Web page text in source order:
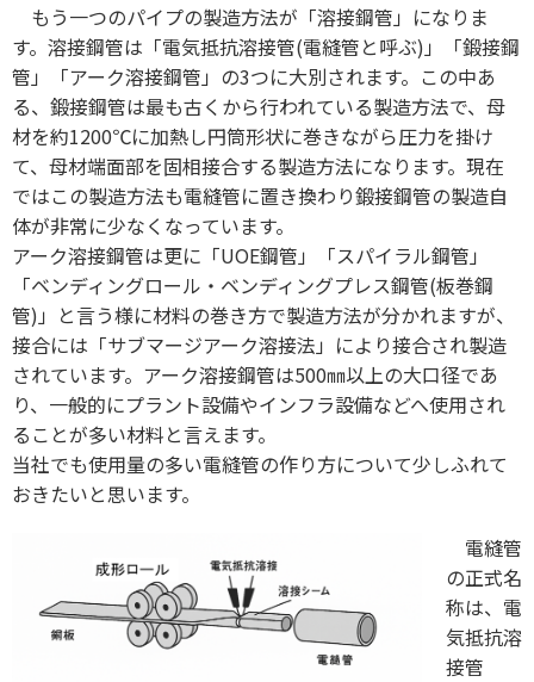
もう一つのパイプの製造方法が「溶接鋼管」になりま
す。溶接鋼管は「電気抵抗溶接管(電縫管と呼ぶ)」「鍛接鋼
管」「アーク溶接鋼管」の3つに大別されます。この中あ
る、鍛接鋼管は最も古くから行われている製造方法で、母
材を約1200℃に加熱し円筒形状に巻きながら圧力を掛け
て、母材端面部を固相接合する製造方法になります。現在
ではこの製造方法も電縫管に置き換わり鍛接鋼管の製造自
体が非常に少なくなっています。
アーク溶接鋼管は更に「UOE鋼管」「スパイラル鋼管」
「ベンディングロール・ベンディングプレス鋼管(板巻鋼
管)」と言う様に材料の巻き方で製造方法が分かれますが、
接合には「サブマージアーク溶接法」により接合され製造
されています。アーク溶接鋼管は500㎜以上の大口径であ
り、一般的にプラント設備やインフラ設備などへ使用され
ることが多い材料と言えます。
当社でも使用量の多い電縫管の作り方について少しふれて
おきたいと思います。
電縫管
の正式名
称は、電
気抵抗溶
接管